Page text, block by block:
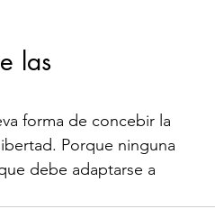
las
forma de concebir la
Porque ninguna
debe adaptarse a